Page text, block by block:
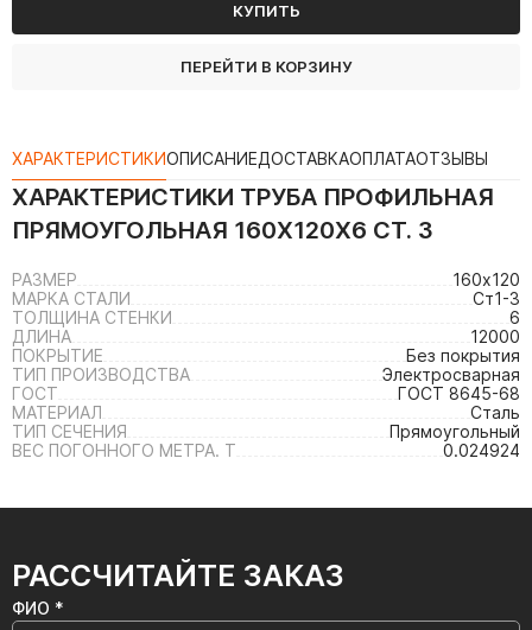
КУПИТЬ
ПЕРЕЙТИ В КОРЗИНУ
ХАРАКТЕРИСТИКИОПИСАНИЕДОСТАВКАОПЛАТАОТЗЫВЫ
ХАРАКТЕРИСТИКИ ТРУБА ПРОФИЛЬНАЯ
ПРЯМОУГОЛЬНАЯ 160Х120Х6 СТ. 3
РАЗМЕР
160х120
МАРКА СТАЛИ
Ст1-3
ТОЛЩИНА СТЕНКИ
6
ДЛИНА
12000
ПОКРЫТИЕ
Без покрытия
ТИП ПРОИЗВОДСТВА
Электросварная
ГОСТ
ГОСТ 8645-68
МАТЕРИАЛ
Сталь
ТИП СЕЧЕНИЯ
Прямоугольный
ВЕС ПОГОННОГО МЕТРА. Т
0.024924
РАССЧИТАЙТЕ ЗАКАЗ
ФИО *